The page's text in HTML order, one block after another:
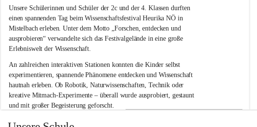
s
s
c
u
l
e
G
l
o
g
g
n
i
Unsere Schülerinnen und Schüler der 2c und der 4. Klassen durften
einen spannenden Tag beim Wissenschaftsfestival Heurika NÖ in
Mistelbach erleben. Unter dem Motto „Forschen, entdecken und
ausprobieren“ verwandelte sich das Festivalgelände in eine große
Erlebniswelt der Wissenschaft.
An zahlreichen interaktiven Stationen konnten die Kinder selbst
experimentieren, spannende Phänomene entdecken und Wissenschaft
hautnah erleben. Ob Robotik, Naturwissenschaften, Technik oder
kreative Mitmach-Experimente – überall wurde ausprobiert, gestaunt
und mit großer Begeisterung geforscht.
Besonders beeindruckend war, dass Wissenschaftlerinnen und